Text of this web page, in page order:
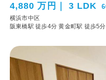
4,880 万円 3 LDK
横浜市中区
阪東橋駅 徒歩4分黄金町駅 徒歩5分